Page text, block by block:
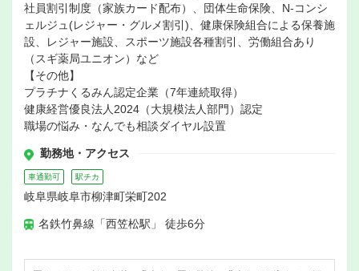
社員割引制度（家族カード配布）、団体生命保険、N-コンシ
ェルジュ(レジャー・グルメ割引)、健康保険組合による保養施
設、レジャー施設、スポーツ施設各種割引、労働組合あり
（スギ薬局ユニオン）など
【その他】
プラチナくるみん認定企業（7年連続取得）
健康経営優良法人2024（大規模法人部門）認定
職場の悩み・なんでも相談ダイヤル設置
勤務地・アクセス
車通勤可 駅チカ
岐阜県岐阜市柳津町栄町202
名鉄竹鼻線「西笠松駅」 徒歩6分